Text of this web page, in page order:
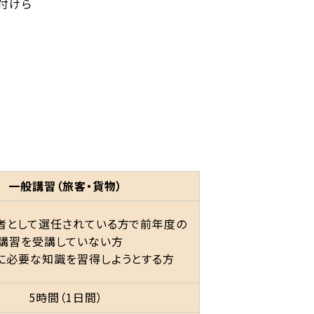
けら
一般講習（旅客・貨物）
として選任されている方で前年度の
習を受講していない方
必要な知識を習得しようとする方
5時間（1日間）